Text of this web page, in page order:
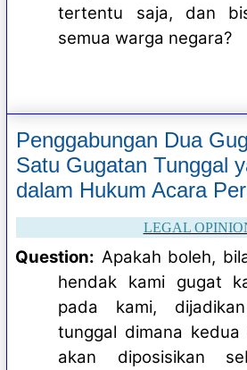
tertentu saja, dan
semua warga negara?
Penggabungan Dua
Satu Gugatan Tunggal
dalam Hukum Acara
LEGAL
Question: Apakah boleh,
hendak kami gugat
pada kami,
tunggal dimana
akan diposisikan